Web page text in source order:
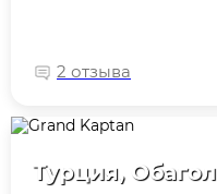
2 отзыва
Турция, Обагол